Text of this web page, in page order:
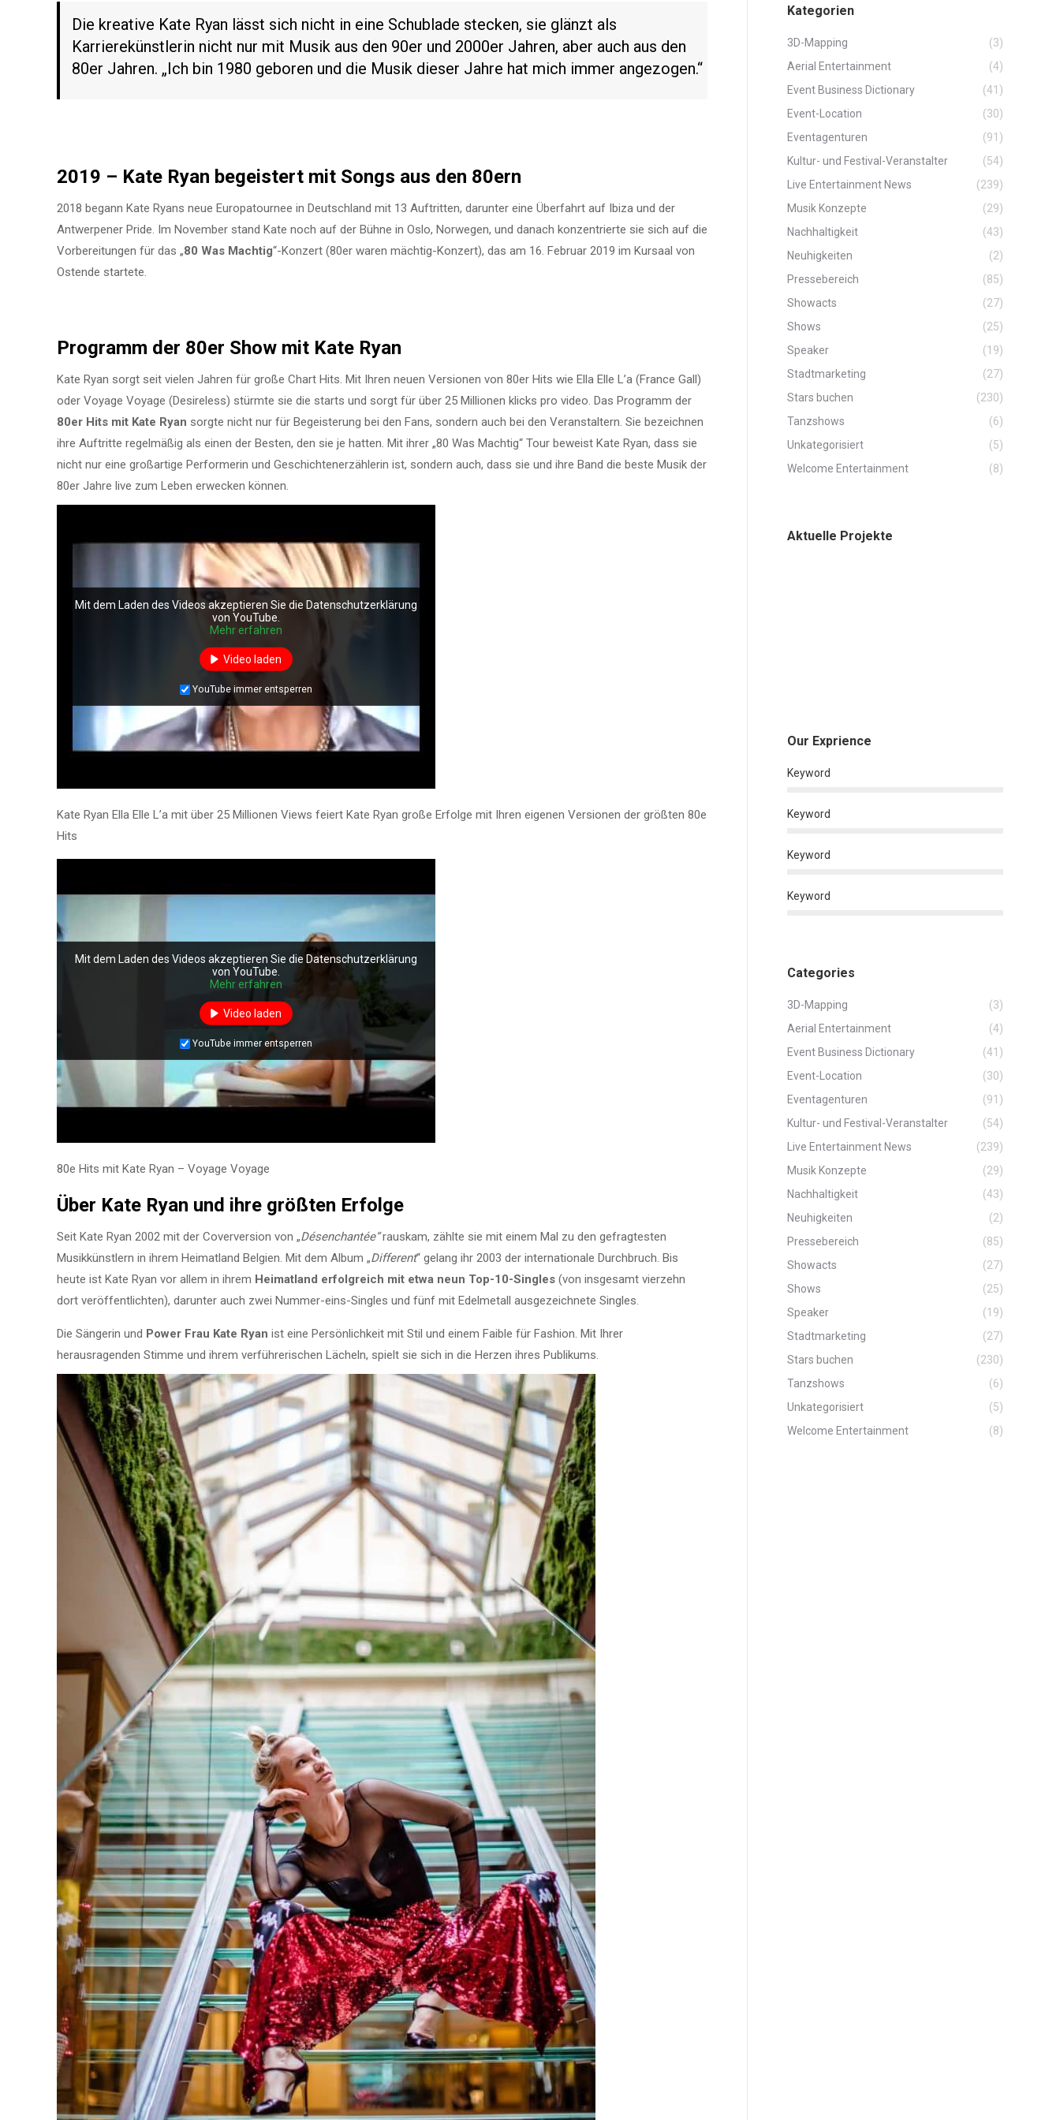
Die kreative Kate Ryan lässt sich nicht in eine Schublade stecken, sie glänzt als
Karrierekünstlerin nicht nur mit Musik aus den 90er und 2000er Jahren, aber auch aus den
80er Jahren. „Ich bin 1980 geboren und die Musik dieser Jahre hat mich immer angezogen.“
2019 – Kate Ryan begeistert mit Songs aus den 80ern
2018 begann Kate Ryans neue Europatournee in Deutschland mit 13 Auftritten, darunter eine Überfahrt auf Ibiza und der
Antwerpener Pride. Im November stand Kate noch auf der Bühne in Oslo, Norwegen, und danach konzentrierte sie sich auf die
Vorbereitungen für das „80 Was Machtig“-Konzert (80er waren mächtig-Konzert), das am 16. Februar 2019 im Kursaal von
Ostende startete.
Programm der 80er Show mit Kate Ryan
Kate Ryan sorgt seit vielen Jahren für große Chart Hits. Mit Ihren neuen Versionen von 80er Hits wie Ella Elle L’a (France Gall)
oder Voyage Voyage (Desireless) stürmte sie die starts und sorgt für über 25 Millionen klicks pro video. Das Programm der
80er Hits mit Kate Ryan sorgte nicht nur für Begeisterung bei den Fans, sondern auch bei den Veranstaltern. Sie bezeichnen
ihre Auftritte regelmäßig als einen der Besten, den sie je hatten. Mit ihrer „80 Was Machtig“ Tour beweist Kate Ryan, dass sie
nicht nur eine großartige Performerin und Geschichtenerzählerin ist, sondern auch, dass sie und ihre Band die beste Musik der
80er Jahre live zum Leben erwecken können.
Mit dem Laden des Videos akzeptieren Sie die Datenschutzerklärung
von YouTube.
Mehr erfahren
Video laden
YouTube immer entsperren
Kate Ryan Ella Elle L’a mit über 25 Millionen Views feiert Kate Ryan große Erfolge mit Ihren eigenen Versionen der größten 80e
Hits
Mit dem Laden des Videos akzeptieren Sie die Datenschutzerklärung
von YouTube.
Mehr erfahren
Video laden
YouTube immer entsperren
80e Hits mit Kate Ryan – Voyage Voyage
Über Kate Ryan und ihre größten Erfolge
Seit Kate Ryan 2002 mit der Coverversion von „Désenchantée“rauskam, zählte sie mit einem Mal zu den gefragtesten
Musikkünstlern in ihrem Heimatland Belgien. Mit dem Album „Different“ gelang ihr 2003 der internationale Durchbruch. Bis
heute ist Kate Ryan vor allem in ihrem Heimatland erfolgreich mit etwa neun Top-10-Singles (von insgesamt vierzehn
dort veröffentlichten), darunter auch zwei Nummer-eins-Singles und fünf mit Edelmetall ausgezeichnete Singles.
Die Sängerin und Power Frau Kate Ryan ist eine Persönlichkeit mit Stil und einem Faible für Fashion. Mit Ihrer
herausragenden Stimme und ihrem verführerischen Lächeln, spielt sie sich in die Herzen ihres Publikums.
Kategorien
3D-Mapping
(3)
Aerial Entertainment
(4)
Event Business Dictionary
(41)
Event-Location
(30)
Eventagenturen
(91)
Kultur- und Festival-Veranstalter
(54)
Live Entertainment News
(239)
Musik Konzepte
(29)
Nachhaltigkeit
(43)
Neuhigkeiten
(2)
Pressebereich
(85)
Showacts
(27)
Shows
(25)
Speaker
(19)
Stadtmarketing
(27)
Stars buchen
(230)
Tanzshows
(6)
Unkategorisiert
(5)
Welcome Entertainment
(8)
Aktuelle Projekte
Our Exprience
Keyword
Keyword
Keyword
Keyword
Categories
3D-Mapping
(3)
Aerial Entertainment
(4)
Event Business Dictionary
(41)
Event-Location
(30)
Eventagenturen
(91)
Kultur- und Festival-Veranstalter
(54)
Live Entertainment News
(239)
Musik Konzepte
(29)
Nachhaltigkeit
(43)
Neuhigkeiten
(2)
Pressebereich
(85)
Showacts
(27)
Shows
(25)
Speaker
(19)
Stadtmarketing
(27)
Stars buchen
(230)
Tanzshows
(6)
Unkategorisiert
(5)
Welcome Entertainment
(8)